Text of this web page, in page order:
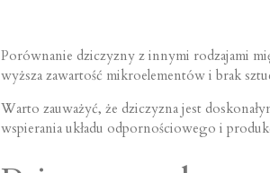
Porównanie dziczyzny z innymi rodzajami
wyższa zawartość mikroelementów i brak
Warto zauważyć, że dziczyzna jest
wspierania układu odpornościowego i